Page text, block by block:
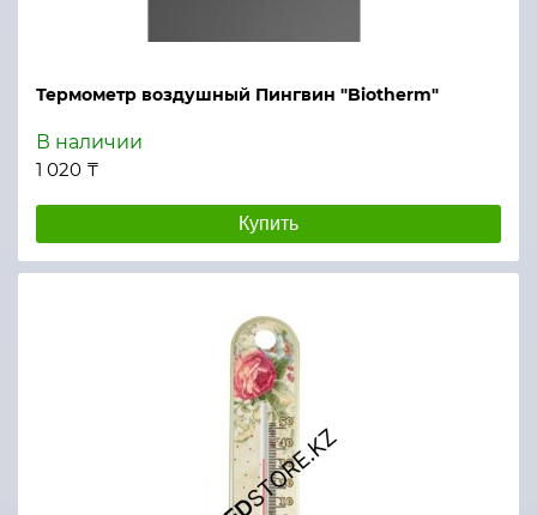
Термометр воздушный Пингвин "Biotherm"
В наличии
1 020 ₸
Купить